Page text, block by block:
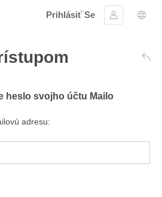
Prihlásiť Se
Prihlásiť sa
heslo svojho účtu Mailo
adresu: